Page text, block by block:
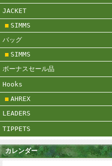
JACKET
SIMMS
バッグ
SIMMS
ボーナスセール品
Hooks
AHREX
LEADERS
TIPPETS
カレンダー